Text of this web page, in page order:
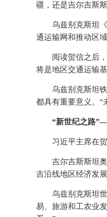
疆，还是吉尔吉斯
乌兹别克斯坦
通运输网和推动区
阅读贺信之后
将是地区交通运输
乌兹别克斯坦
都具有重要意义。“
“新世纪之路
习近平主席在
吉尔吉斯斯坦
吉沿线地区经济发展
乌兹别克斯坦
易、旅游和工农业